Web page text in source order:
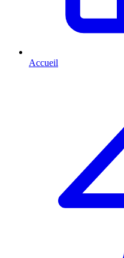
Accueil